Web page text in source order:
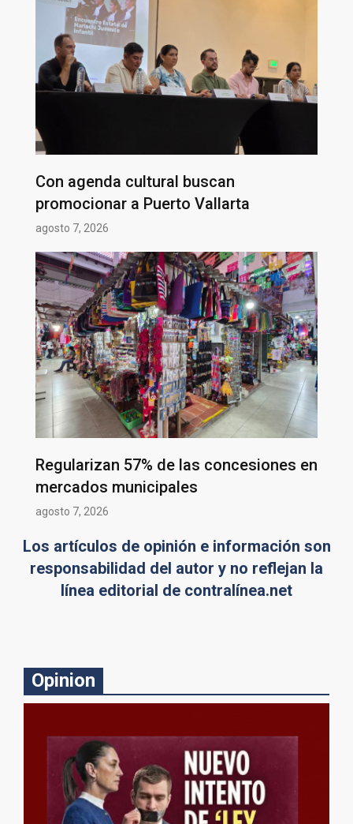
Con agenda cultural buscan
promocionar a Puerto Vallarta
agosto 7, 2026
Regularizan 57% de las concesiones en
mercados municipales
agosto 7, 2026
Los artículos de opinión e información son
responsabilidad del autor y no reflejan la
línea editorial de contralínea.net
Opinion